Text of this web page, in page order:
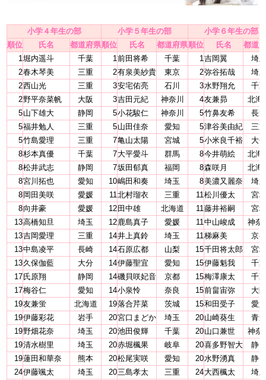
小学４年生の部 小学５年生の部
小学６年生の部
順位
氏名 都道府県順位 氏名 都道府県順位 氏名
都道
1堀内遥斗 千葉 1前田将希 千葉 1吉岡翼
埼
2春木琴美 三重 2有泉美紗貴 東京 2弥谷拓哉
埼
2西山光 三重 3安宅佑亮 石川 3水野翔允
千
2野平奈菜帆 大阪 3吉田元紀 神奈川 4友兼昴
北海
5山下雄大 静岡 5小花駿仁 神奈川 5竹鼻友希
長
5福井勉人 三重 5山田佳奈 愛知 5津谷美由紀
三
5竹島愛理 三重 7亀山太陽 宮城 5小米良千裕
大
8杉本真優 千葉 7大平愛斗 群馬 8今井萌絵
北海
8松井武志 静岡 7坂田郁真 福岡 8森咲月
北海
8宮川拓也 愛知 10嶋田和奏 埼玉 8美濃又麗奈
埼
8 岡田美咲 愛媛 11北村瑠衣 三重 11松川優太
宮
8向井豪 愛媛 12 田中雄 北海道 11藤井裕嗣
宮
13高橋知旦 埼玉 12鹿島真子 愛媛 11中山峻成
神奈
13吉岡愛理 三重 14井上真鈴 埼玉 11梯麻美
京
13中島凌平 長崎 14石原広都 山梨 15千田将太郎
宮
13久保伽藍 大分 14伊藤聖宜 愛知 15伊藤魁我
千
17氏原翔 静岡 14磯貝咲妃音 京都 15梅澤康太
千
17梅谷仁 愛知 14小泉怜 奈良 15前畠宙弥
大
19友兼蛍 北海道 19落合芹菜 茨城 15和田受子
愛
19伊藤彩花 岩手 20宮口まどか 埼玉 20山崎葵生
青
19野畑花奈 埼玉 20池田俊輝 千葉 20山口兼世
神奈
19清水樹里 埼玉 20赤堀楓果 岐阜 20喜多野智大
静
19蓮田和華奈 熊本 20松尾実咲 愛知 20水野湧真
静
24伊藤颯太 埼玉 20三島孝太 三重 24大西楓太
埼